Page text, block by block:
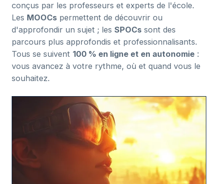
conçus par les professeurs et experts de l'école.
Les MOOCs permettent de découvrir ou
d'approfondir un sujet ; les SPOCs sont des
parcours plus approfondis et professionnalisants.
Tous se suivent 100 % en ligne et en autonomie :
vous avancez à votre rythme, où et quand vous le
souhaitez.